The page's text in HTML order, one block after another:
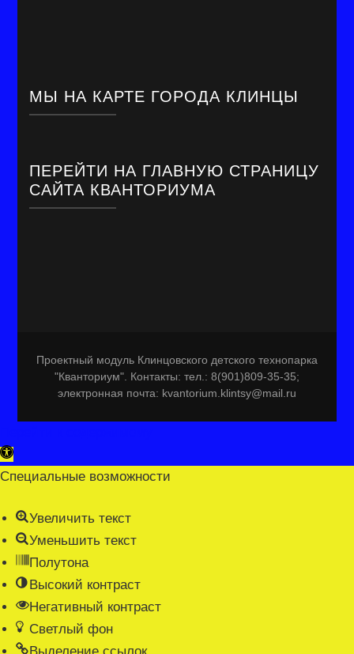
МЫ НА КАРТЕ ГОРОДА КЛИНЦЫ
ПЕРЕЙТИ НА ГЛАВНУЮ СТРАНИЦУ
САЙТА КВАНТОРИУМА
Проектный модуль Клинцовского детского технопарка
"Кванториум". Контакты: тел.: 8(901)809-35-35;
электронная почта: kvantorium.klintsy@mail.ru
Открыть
панель
Специальные возможности
Увеличить текст
Уменьшить текст
Полутона
Высокий контраст
Негативный контраст
Светлый фон